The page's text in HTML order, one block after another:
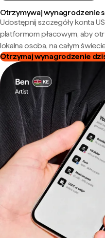
Otrzymywaj wynagrodzenie
Udostępnij szczegóły konta
platformom płacowym, aby
lokalna osoba, na całym
Otrzymaj wynagrodzenie